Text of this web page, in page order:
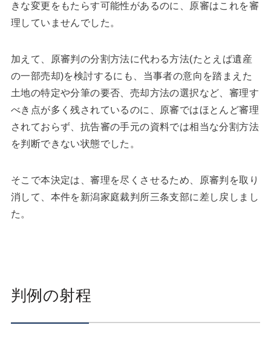
きな変更をもたらす可能性があるのに、原審はこれを審
理していませんでした。
加えて、原審判の分割方法に代わる方法(たとえば遺産
の一部売却)を検討するにも、当事者の意向を踏まえた
土地の特定や分筆の要否、売却方法の選択など、審理す
べき点が多く残されているのに、原審ではほとんど審理
されておらず、抗告審の手元の資料では相当な分割方法
を判断できない状態でした。
そこで本決定は、審理を尽くさせるため、原審判を取り
消して、本件を新潟家庭裁判所三条支部に差し戻しまし
た。
判例の射程